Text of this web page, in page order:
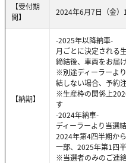
【受付期
間】
2024年6月7日（金
【納期】
-2025年以降納車-
月ごとに決定される
締結後、車両をお届け
※別途ディーラーよ
結しない場合、予約
※生産枠の関係上
す
-2024年納車-
ディーラーより当選
2024年第4四半期から
一部、2025年第1四
※当選者のみのご連